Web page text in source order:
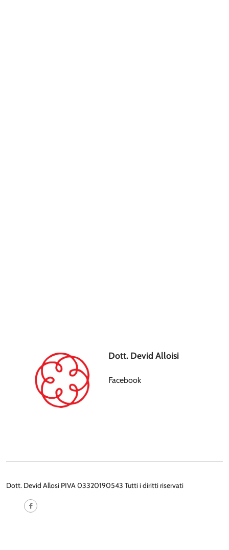
Dott. Devid Alloisi
Facebook
Dott. Devid Allosi PIVA 03320190543 Tutti i diritti riservati